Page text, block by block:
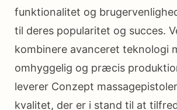
funktionalitet og
til deres popularitet og succes.
kombinere avanceret teknologi
omhyggelig og præcis
leverer Conzept
kvalitet, der er i stand til at